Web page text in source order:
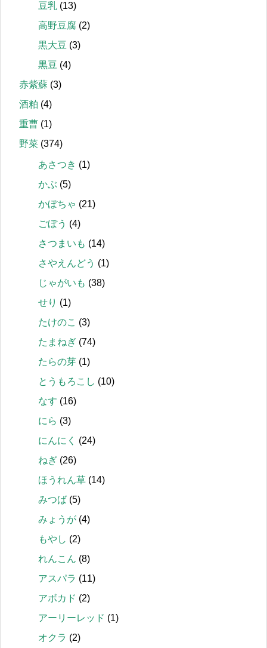
豆乳 (13)
高野豆腐 (2)
黒大豆 (3)
黒豆 (4)
赤紫蘇 (3)
酒粕 (4)
重曹 (1)
野菜 (374)
あさつき (1)
かぶ (5)
かぼちゃ (21)
ごぼう (4)
さつまいも (14)
さやえんどう (1)
じゃがいも (38)
せり (1)
たけのこ (3)
たまねぎ (74)
たらの芽 (1)
とうもろこし (10)
なす (16)
にら (3)
にんにく
(24)
ねぎ (26)
ほうれん草 (14)
みつば (5)
みょうが (4)
もやし (2)
れんこん (8)
アスパラ (11)
アボカド (2)
アーリーレッド (1)
オクラ (2)